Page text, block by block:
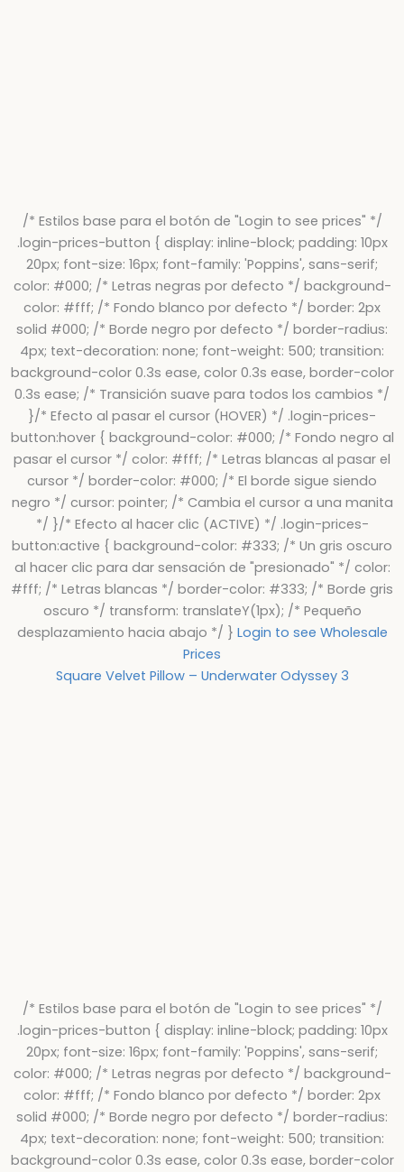
/* Estilos base para el botón de "Login to see prices" */
.login-prices-button { display: inline-block; padding: 10px
20px; font-size: 16px; font-family: 'Poppins', sans-serif;
color: #000; /* Letras negras por defecto */ background-
color: #fff; /* Fondo blanco por defecto */ border: 2px
solid #000; /* Borde negro por defecto */ border-radius:
4px; text-decoration: none; font-weight: 500; transition:
background-color 0.3s ease, color 0.3s ease, border-color
0.3s ease; /* Transición suave para todos los cambios */
}/* Efecto al pasar el cursor (HOVER) */ .login-prices-
button:hover { background-color: #000; /* Fondo negro al
pasar el cursor */ color: #fff; /* Letras blancas al pasar el
cursor */ border-color: #000; /* El borde sigue siendo
negro */ cursor: pointer; /* Cambia el cursor a una manita
*/ }/* Efecto al hacer clic (ACTIVE) */ .login-prices-
button:active { background-color: #333; /* Un gris oscuro
al hacer clic para dar sensación de "presionado" */ color:
#fff; /* Letras blancas */ border-color: #333; /* Borde gris
oscuro */ transform: translateY(1px); /* Pequeño
desplazamiento hacia abajo */ } Login to see Wholesale
Prices
Square Velvet Pillow – Underwater Odyssey 3
/* Estilos base para el botón de "Login to see prices" */
.login-prices-button { display: inline-block; padding: 10px
20px; font-size: 16px; font-family: 'Poppins', sans-serif;
color: #000; /* Letras negras por defecto */ background-
color: #fff; /* Fondo blanco por defecto */ border: 2px
solid #000; /* Borde negro por defecto */ border-radius:
4px; text-decoration: none; font-weight: 500; transition:
background-color 0.3s ease, color 0.3s ease, border-color